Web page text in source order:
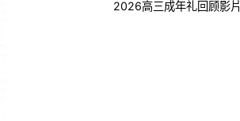
2026高三成年礼回顾影片